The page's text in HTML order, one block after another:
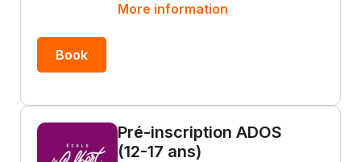
More information
Book
Pré-inscription ADOS
(12-17 ans)